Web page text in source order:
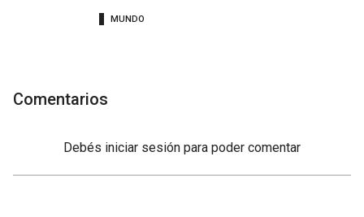
MUNDO
Comentarios
Debés iniciar sesión para poder comentar